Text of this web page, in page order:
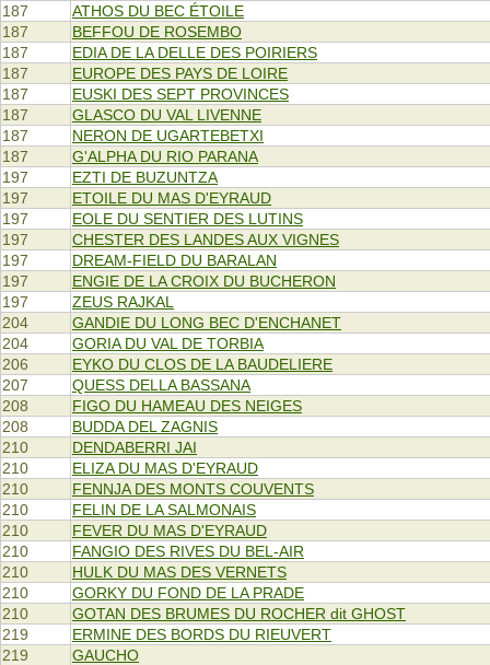
187
ATHOS DU BEC ÉTOILE
187
BEFFOU DE ROSEMBO
187
EDIA DE LA DELLE DES POIRIERS
187
EUROPE DES PAYS DE LOIRE
187
EUSKI DES SEPT PROVINCES
187
GLASCO DU VAL LIVENNE
187
NERON DE UGARTEBETXI
187
G'ALPHA DU RIO PARANA
197
EZTI DE BUZUNTZA
197
ETOILE DU MAS D'EYRAUD
197
EOLE DU SENTIER DES LUTINS
197
CHESTER DES LANDES AUX VIGNES
197
DREAM-FIELD DU BARALAN
197
ENGIE DE LA CROIX DU BUCHERON
197
ZEUS RAJKAL
204
GANDIE DU LONG BEC D'ENCHANET
204
GORIA DU VAL DE TORBIA
206
EYKO DU CLOS DE LA BAUDELIERE
207
QUESS DELLA BASSANA
208
FIGO DU HAMEAU DES NEIGES
208
BUDDA DEL ZAGNIS
210
DENDABERRI JAI
210
ELIZA DU MAS D'EYRAUD
210
FENNJA DES MONTS COUVENTS
210
FELIN DE LA SALMONAIS
210
FEVER DU MAS D'EYRAUD
210
FANGIO DES RIVES DU BEL-AIR
210
HULK DU MAS DES VERNETS
210
GORKY DU FOND DE LA PRADE
210
GOTAN DES BRUMES DU ROCHER dit GHOST
219
ERMINE DES BORDS DU RIEUVERT
219
GAUCHO